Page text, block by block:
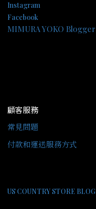
Instagram
Facebook
MIMURA YOKO Blogger
顧客服務
常見問題
付款和運送服務方式
US COUNTRY STORE BLOG